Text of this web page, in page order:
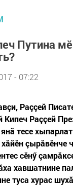
Путина
- 07:22
Раççей
Кипеч Раççей
тесе
çырăвӗнче
сӗнӳ
хавшатнине
туса хурас